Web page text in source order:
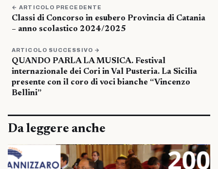
← ARTICOLO PRECEDENTE
Classi di Concorso in esubero Provincia di Catania
– anno scolastico 2024/2025
ARTICOLO SUCCESSIVO →
QUANDO PARLA LA MUSICA. Festival
internazionale dei Cori in Val Pusteria. La Sicilia
presente con il coro di voci bianche “Vincenzo
Bellini”
Da leggere anche